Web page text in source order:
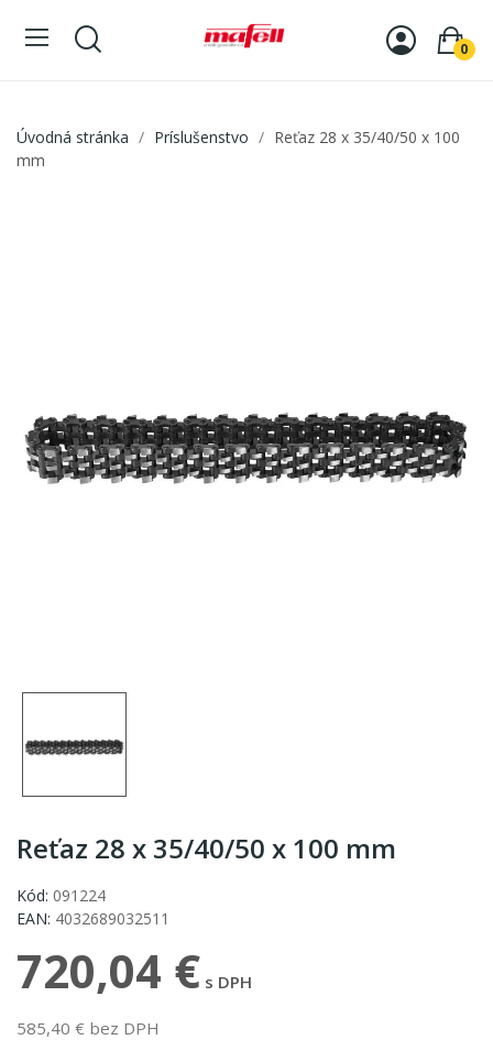
0
Úvodná stránka Príslušenstvo
Reťaz 28 x 35/40/50 x 100
mm
Reťaz 28 x 35/40/50 x 100 mm
Kód: 091224
EAN: 4032689032511
720,04 € s DPH
585,40 € bez DPH